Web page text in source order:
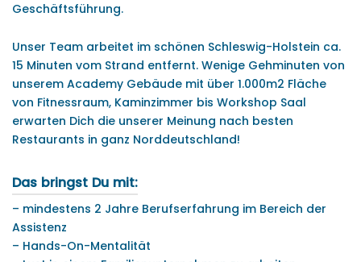
Geschäftsführung.
Unser Team arbeitet im schönen Schleswig-Holstein ca.
15 Minuten vom Strand entfernt. Wenige Gehminuten von
unserem Academy Gebäude mit über 1.000m2 Fläche
von Fitnessraum, Kaminzimmer bis Workshop Saal
erwarten Dich die unserer Meinung nach besten
Restaurants in ganz Norddeutschland!
Das bringst Du mit:
– mindestens 2 Jahre Berufserfahrung im Bereich der
Assistenz
– Hands-On-Mentalität